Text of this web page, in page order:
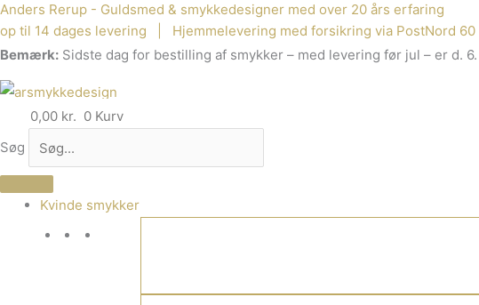
Gå
til
indholdet
Anders Rerup - Guldsmed & smykkedesigner med over 20 års erfaring
op til 14 dages levering | Hjemmelevering med forsikring via PostNord 60
Bemærk: Sidste dag for bestilling af smykker – med levering før jul – er d.
0,00 kr. 0 Kurv
Søg
Kvinde smykker